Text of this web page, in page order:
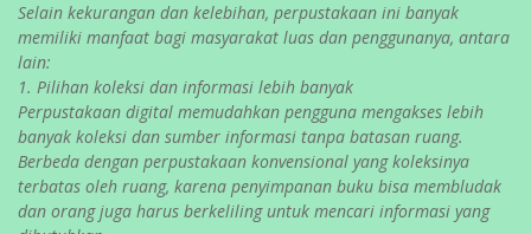
Selain kekurangan dan kelebihan, perpustakaan ini banyak
memiliki manfaat bagi masyarakat luas dan penggunanya, antara
lain:
1. Pilihan koleksi dan informasi lebih banyak
Perpustakaan digital memudahkan pengguna mengakses lebih
banyak koleksi dan sumber informasi tanpa batasan ruang.
Berbeda dengan perpustakaan konvensional yang koleksinya
terbatas oleh ruang, karena penyimpanan buku bisa membludak
dan orang juga harus berkeliling untuk mencari informasi yang